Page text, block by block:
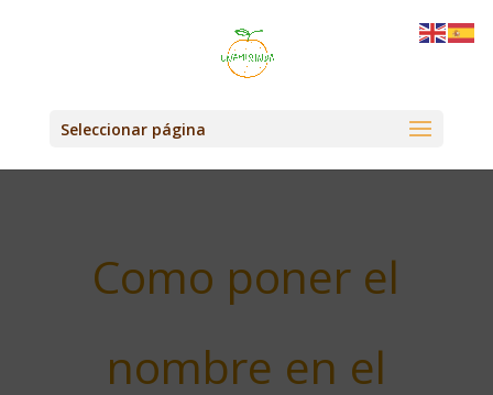
Seleccionar página
Como poner el
nombre en el